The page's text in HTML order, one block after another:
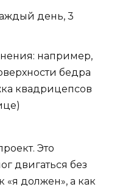
день, 3
например,
бедра
квадрицепсов
Это
двигаться без
«я должен», а как